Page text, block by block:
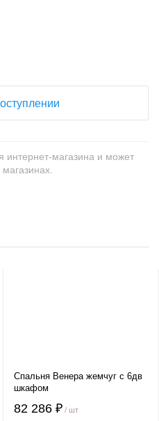
интернет-магазина и может
Спальня Венера жемчуг с 6дв
шкафом
82 286 ₽ / шт